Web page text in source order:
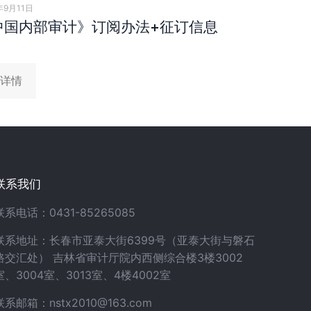
月11日
国内部审计》订阅办法+征订信息
详情
系我们
系电话：0431-85265085
系地址：长春市亚泰大街6399号（亚泰大街与磐石
交汇处） 吉林省审计厅院内西侧综合楼3楼3002
、3004室、3013室、4楼4002室
系邮箱：nstx2010@163.com